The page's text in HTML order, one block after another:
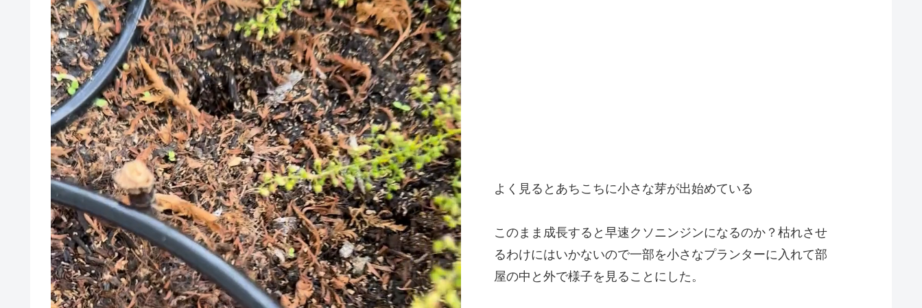
よく見るとあちこちに小さな芽が出始めている
このまま成長すると早速クソニンジンになるのか？枯れさせ
るわけにはいかないので一部を小さなプランターに入れて部
屋の中と外で様子を見ることにした。